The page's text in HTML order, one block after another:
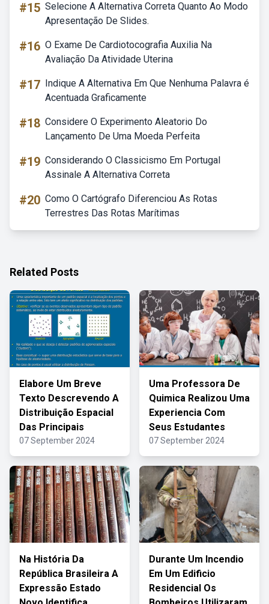
#15 Selecione A Alternativa Correta Quanto Ao Modo
Apresentação De Slides.
#16 O Exame De Cardiotocografia Auxilia Na
Avaliação Da Atividade Uterina
#17 Indique A Alternativa Em Que Nenhuma Palavra é
Acentuada Graficamente
#18 Considere O Experimento Aleatorio Do
Lançamento De Uma Moeda Perfeita
#19 Considerando O Classicismo Em Portugal
Assinale A Alternativa Correta
#20 Como O Cartógrafo Diferenciou As Rotas
Terrestres Das Rotas Marítimas
Related Posts
Elabore Um Breve
Texto Descrevendo A
Distribuição Espacial
Das Principais
07 September 2024
Uma Professora De
Quimica Realizou Uma
Experiencia Com
Seus Estudantes
07 September 2024
Na História Da
República Brasileira A
Expressão Estado
Durante Um Incendio
Em Um Edificio
Residencial Os